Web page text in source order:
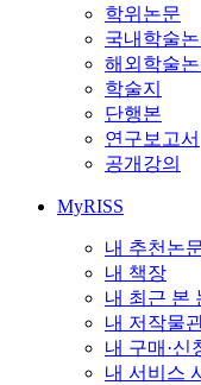
학위논문
국내학술
해외학술
학술지
단행본
연구보고서
공개강의
MyRISS
내 추천논
내 책장
내 최근 본
내 저작물
내 구매·신
내 서비스